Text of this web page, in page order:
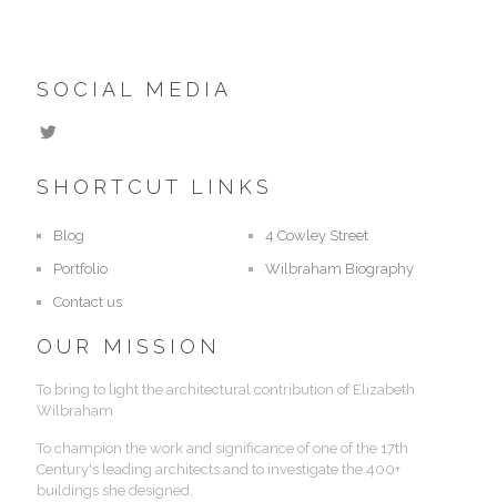
SOCIAL MEDIA
SHORTCUT LINKS
Blog
Portfolio
Contact us
4 Cowley Street
Wilbraham Biography
OUR MISSION
To bring to light the architectural contribution of Elizabeth
Wilbraham
To champion the work and significance of one of the 17th
Century's leading architects and to investigate the 400+
buildings she designed.